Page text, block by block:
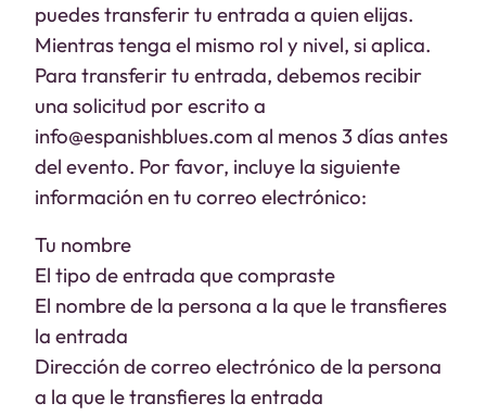
puedes transferir tu entrada a quien elijas.
Mientras tenga el mismo rol y nivel, si aplica.
Para transferir tu entrada, debemos recibir
una solicitud por escrito a
info@espanishblues.com al menos 3 días antes
del evento. Por favor, incluye la siguiente
información en tu correo electrónico:
Tu nombre
El tipo de entrada que compraste
El nombre de la persona a la que le transfieres
la entrada
Dirección de correo electrónico de la persona
a la que le transfieres la entrada